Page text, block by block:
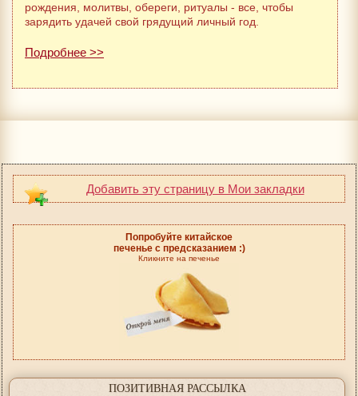
рождения, молитвы, обереги, ритуалы - все, чтобы
зарядить удачей свой грядущий личный год.
Подробнее >>
Добавить эту страницу в Мои закладки
Попробуйте китайское
печенье с предсказанием :)
Кликните на печенье
ПОЗИТИВНАЯ РАССЫЛКА